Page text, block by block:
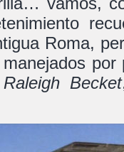
Roma,
Raleigh Becket